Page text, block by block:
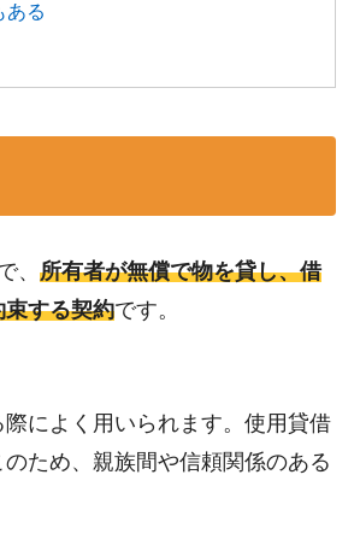
ある
、 所有者が無償で物を貸し、借
する契約です。
によく用いられます。使用貸借
ため、親族間や信頼関係のある